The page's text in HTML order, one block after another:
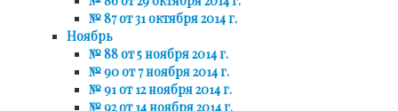
№ 87 от 31 октября 2014 г.
Ноябрь
№ 88 от 5 ноября 2014 г.
№ 90 от 7 ноября 2014 г.
№ 91 от 12 ноября 2014 г.
№ 92 от 14 ноября 2014 г.